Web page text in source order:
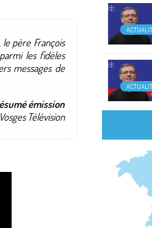
père François
les fidèles
messages de
émission
Vosges Télévision